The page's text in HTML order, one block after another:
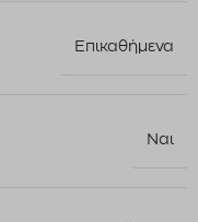
Επικαθήμενα
Ναι